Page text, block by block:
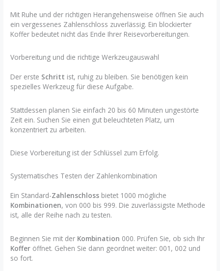
Mit Ruhe und der richtigen Herangehensweise öffnen Sie auch
ein vergessenes Zahlenschloss zuverlässig. Ein blockierter
Koffer bedeutet nicht das Ende Ihrer Reisevorbereitungen.
Vorbereitung und die richtige Werkzeugauswahl
Der erste Schritt ist, ruhig zu bleiben. Sie benötigen kein
spezielles Werkzeug für diese Aufgabe.
Stattdessen planen Sie einfach 20 bis 60 Minuten ungestörte
Zeit ein. Suchen Sie einen gut beleuchteten Platz, um
konzentriert zu arbeiten.
Diese Vorbereitung ist der Schlüssel zum Erfolg.
Systematisches Testen der Zahlenkombination
Ein Standard-Zahlenschloss bietet 1000 mögliche
Kombinationen, von 000 bis 999. Die zuverlässigste Methode
ist, alle der Reihe nach zu testen.
Beginnen Sie mit der Kombination 000. Prüfen Sie, ob sich Ihr
Koffer öffnet. Gehen Sie dann geordnet weiter: 001, 002 und
so fort.